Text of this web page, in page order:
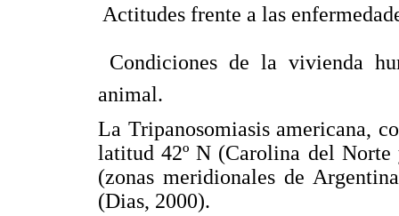
 Actitudes frente a las
 Condiciones de la vivienda
animal.
La Tripanosomiasis americana,
latitud 42º N (Carolina del
(zonas meridionales de
(Dias, 2000).